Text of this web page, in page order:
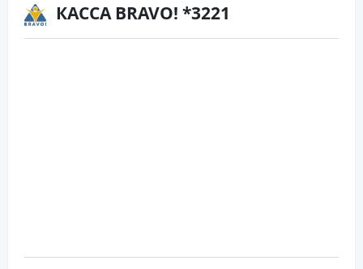
КАССА BRAVO! *3221